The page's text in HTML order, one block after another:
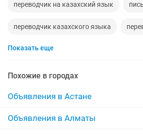
переводчик на казахский язык
переводчик казахского языка
услуги переводчика
перевод переводчик
перевод русского переводы англ
Показать еще
Похожие в городах
Объявления в Астане
Объявления в Алматы